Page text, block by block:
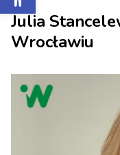
Julia
Wrocławiu